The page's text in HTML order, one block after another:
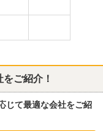
ご紹介！
じて最適な会社をご紹